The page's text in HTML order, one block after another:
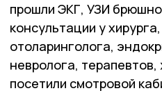
прошли ЭКГ, УЗИ
консультации у
отоларинголога,
невролога,
посетили смотровой